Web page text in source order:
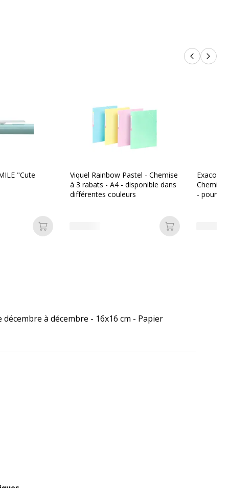
Produits
"Cute
Ajouter au panier
Viquel Rainbow Pastel - Chemise
à 3 rabats - A4 - disponible dans
différentes couleurs
Ajouter au
Chemise
- pour
à décembre - 16x16 cm - Papier